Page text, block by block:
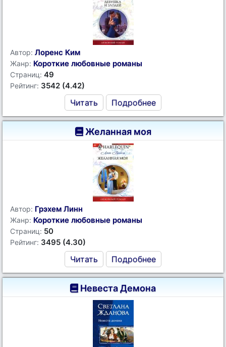
Автор: Лоренс Ким
Жанр: Короткие любовные романы
Страниц: 49
Рейтинг: 3542 (4.42)
Читать Подробнее
Желанная моя
Автор: Грэхем Линн
Жанр: Короткие любовные романы
Страниц: 50
Рейтинг: 3495 (4.30)
Читать Подробнее
Невеста Демона